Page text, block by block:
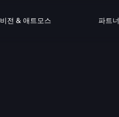
비전 & 애트모스 파트너